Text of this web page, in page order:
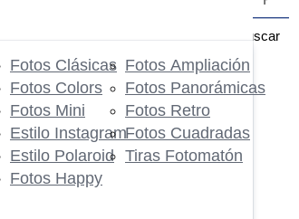
Buscar
Fotos Clásicas
Fotos Colors
Fotos Mini
Estilo Instagram
Estilo Polaroid
Fotos Happy
Fotos Ampliación
Fotos Panorámicas
Fotos Retro
Fotos Cuadradas
Tiras Fotomatón